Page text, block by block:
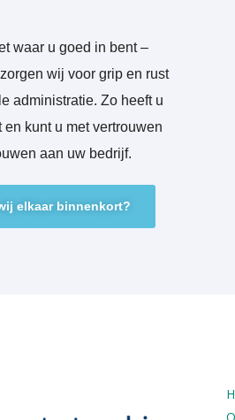
waar u goed in bent –
wij voor grip en rust
administratie. Zo heeft u
kunt u met vertrouwen
aan uw bedrijf.
elkaar binnenkort?